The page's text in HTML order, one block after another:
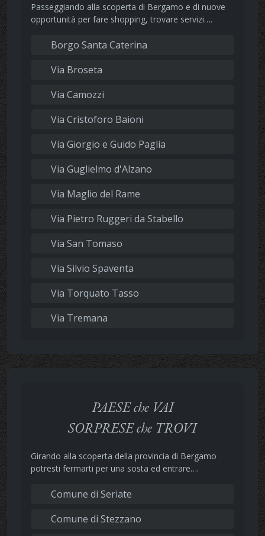
Passeggiando alla scoperta di Bergamo e di nuove
opportunità per fare shopping, trovare servizi….
Borgo Santa Caterina
Via Broseta
Via Camozzi
Via Cristoforo Baioni
Via Giorgio e Guido Paglia
Via Guglielmo d'Alzano
Via Maglio del Rame
Via Pietro Ruggeri da Stabello
Via San Tomaso
Via Silvio Spaventa
Via Torquato Tasso
Via Tremana
PAESE che VAI
SORPRESE che TROVI
Girando alla scoperta della provincia di Bergamo
potresti fermarti per una sosta ed entrare….
Comune di Seriate
Comune di Stezzano